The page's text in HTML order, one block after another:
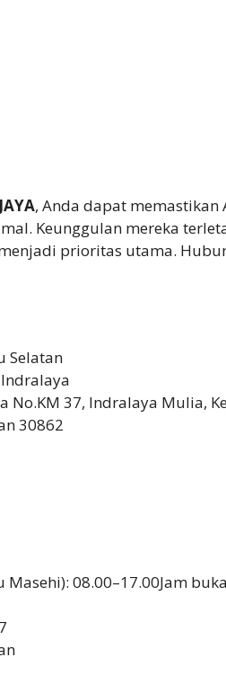
, Anda dapat memastikan
Keunggulan mereka
prioritas utama.
Selatan
Indralaya
No.KM 37, Indralaya Mulia,
30862
Masehi): 08.00–17.00Jam